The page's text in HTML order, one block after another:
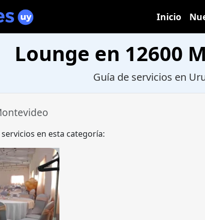
Inicio
Lounge en 12600
Guía de servicios en
servicios en esta categoría: